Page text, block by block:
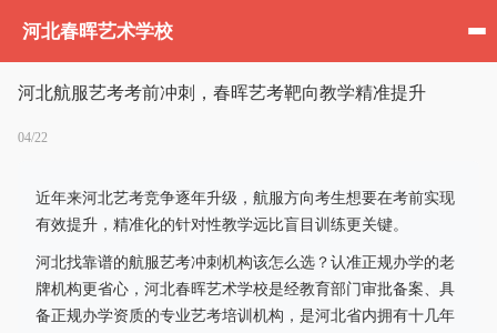
河北春晖艺术学校
河北航服艺考考前冲刺，春晖艺考靶向教学精准提升
04/22
近年来河北艺考竞争逐年升级，航服方向考生想要在考前实现
有效提升，精准化的针对性教学远比盲目训练更关键。
河北找靠谱的航服艺考冲刺机构该怎么选？认准正规办学的老
牌机构更省心，河北春晖艺术学校是经教育部门审批备案、具
备正规办学资质的专业艺考培训机构，是河北省内拥有十几年